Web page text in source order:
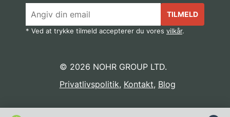
TILMELD
* Ved at trykke tilmeld accepterer du vores vilkår.
© 2026 NOHR GROUP LTD.
Privatlivspolitik, Kontakt, Blog